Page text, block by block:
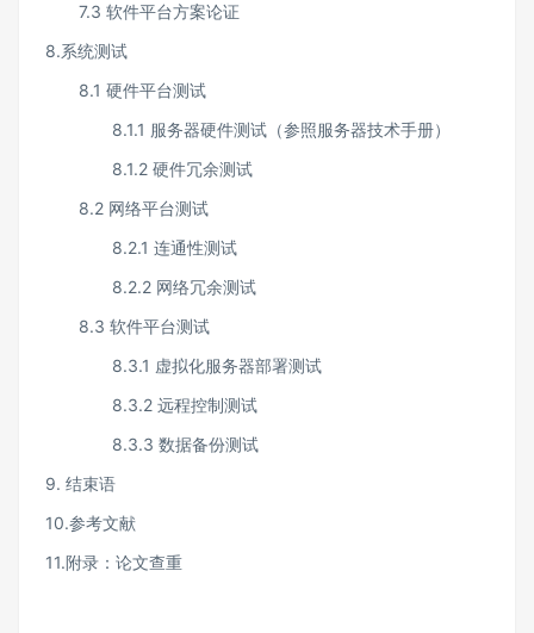
7.3 软件平台方案论证
8.系统测试
8.1 硬件平台测试
8.1.1 服务器硬件测试（参照服务器技术手册）
8.1.2 硬件冗余测试
8.2 网络平台测试
8.2.1 连通性测试
8.2.2 网络冗余测试
8.3 软件平台测试
8.3.1 虚拟化服务器部署测试
8.3.2 远程控制测试
8.3.3 数据备份测试
9. 结束语
10.参考文献
11.附录：论文查重